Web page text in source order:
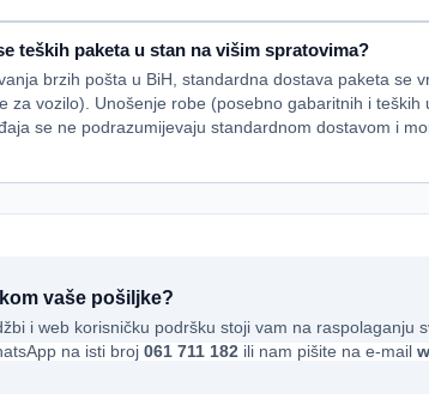
teških paketa u stan na višim spratovima?
brzih pošta u BiH, standardna dostava paketa se
za vozilo). Unošenje robe (posebno gabaritnih i
se ne podrazumijevaju standardnom dostavom i
vaše pošiljke?
i web korisničku podršku stoji vam na raspolaganju
na isti broj 061 711 182 ili nam pišite na e-mail